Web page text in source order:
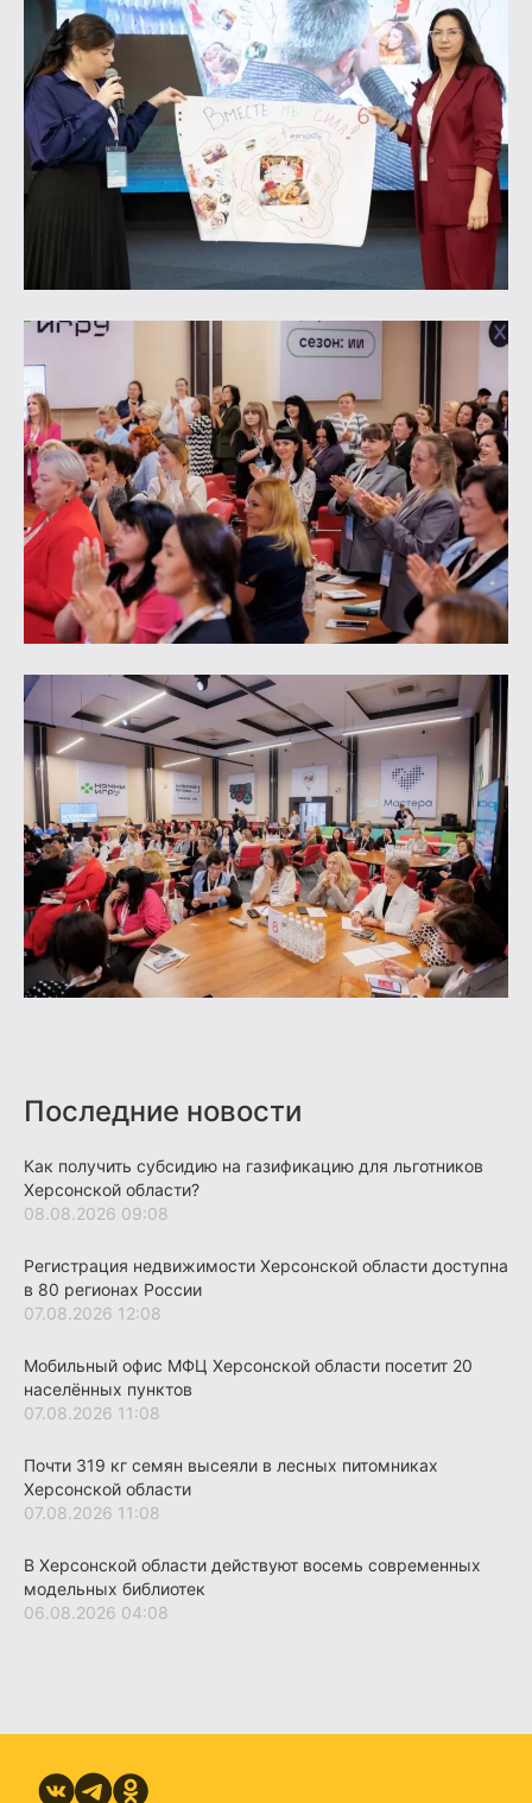
Последние новости
Как получить субсидию на газификацию для льготников
Херсонской области?
08.08.2026 09:08
Регистрация недвижимости Херсонской области доступна
в 80 регионах России
07.08.2026 12:08
Мобильный офис МФЦ Херсонской области посетит 20
населённых пунктов
07.08.2026 11:08
Почти 319 кг семян высеяли в лесных питомниках
Херсонской области
07.08.2026 11:08
В Херсонской области действуют восемь современных
модельных библиотек
06.08.2026 04:08